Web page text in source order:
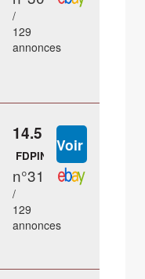
/
129
annonces
14.5 €
FDPIN
n°31
/
129
annonces